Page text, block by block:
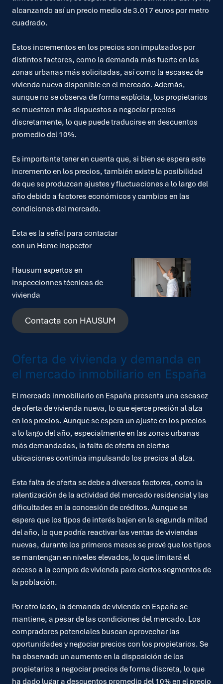
alcanzando así un precio medio de 3.017 euros por metro
cuadrado.
Estos incrementos en los precios son impulsados por
distintos factores, como la demanda más fuerte en las
zonas urbanas más solicitadas, así como la escasez de
vivienda nueva disponible en el mercado. Además,
aunque no se observa de forma explícita, los propietarios
se muestran más dispuestos a negociar precios
discretamente, lo que puede traducirse en descuentos
promedio del 10%.
Es importante tener en cuenta que, si bien se espera este
incremento en los precios, también existe la posibilidad
de que se produzcan ajustes y fluctuaciones a lo largo del
año debido a factores económicos y cambios en las
condiciones del mercado.
Esta es la señal para contactar
con un Home inspector
Hausum expertos en
inspeccionnes técnicas de
vivienda
Contacta con HAUSUM
Oferta de vivienda y demanda en
el mercado inmobiliario en España
El mercado inmobiliario en España presenta una escasez
de oferta de vivienda nueva, lo que ejerce presión al alza
en los precios. Aunque se espera un ajuste en los precios
a lo largo del año, especialmente en las zonas urbanas
más demandadas, la falta de oferta en ciertas
ubicaciones continúa impulsando los precios al alza.
Esta falta de oferta se debe a diversos factores, como la
ralentización de la actividad del mercado residencial y las
dificultades en la concesión de créditos. Aunque se
espera que los tipos de interés bajen en la segunda mitad
del año, lo que podría reactivar las ventas de viviendas
nuevas, durante los primeros meses se prevé que los tipos
se mantengan en niveles elevados, lo que limitará el
acceso a la compra de vivienda para ciertos segmentos de
la población.
Por otro lado, la demanda de vivienda en España se
mantiene, a pesar de las condiciones del mercado. Los
compradores potenciales buscan aprovechar las
oportunidades y negociar precios con los propietarios. Se
ha observado un aumento en la disposición de los
propietarios a negociar precios de forma discreta, lo que
ha dado lugar a descuentos promedio del 10% en el precio